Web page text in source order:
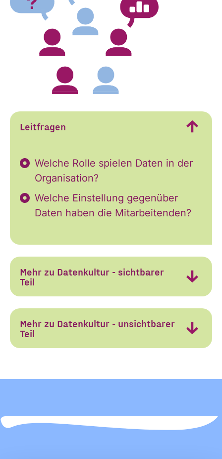
Leitfragen
Welche Rolle spielen Daten in der
Organisation?
Welche Einstellung gegenüber
Daten haben die Mitarbeitenden?
Mehr zu Datenkultur - sichtbarer
Teil
Mehr zu Datenkultur - unsichtbarer
Teil
alle
Informationen
und
in mein
persönliches
Postfach:
Ja, ich
möchte alle
und